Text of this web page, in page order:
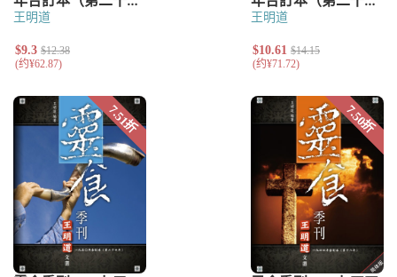
王明道 王明道